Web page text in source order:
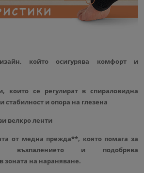
който осигурява комфорт и
които се регулират в спираловидна
стабилност и опора на глезена
велкро ленти
от медна прежда**, която помага за
възпалението и подобрява
зоната на нараняване.